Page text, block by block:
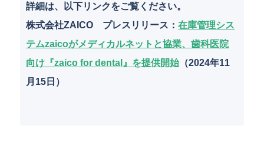
詳細は、以下リンクをご覧ください。
株式会社ZAICO プレスリリース ：在庫管理シス
テムzaicoがメディカルネットと協業、歯科医院
向け『zaico for dental』を提供開始（2024年11
月15日）